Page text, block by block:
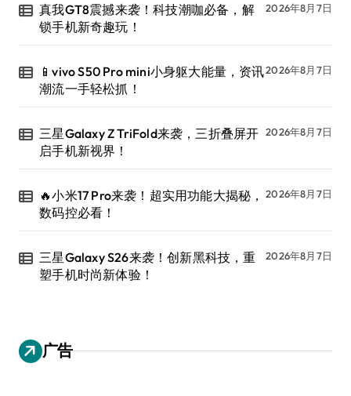
真我GT8震撼来袭！科技潮咖必备，解
锁手机新奇趣玩！
2026年8月7日
📱vivo S50 Pro mini小身躯大能量，资讯
潮流一手轻松抓！
2026年8月7日
三星Galaxy Z TriFold来袭，三折叠屏开
启手机新视界！
2026年8月7日
🔥小米17 Pro来袭！超实用功能大揭秘，
数码控必看！
2026年8月7日
三星Galaxy S26来袭！创新黑科技，重
塑手机时尚新体验！
2026年8月7日
广告